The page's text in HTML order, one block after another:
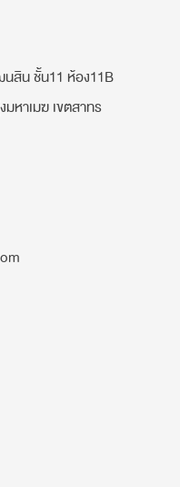
สิน ชั้น11 ห้อง11B
หาเมฆ เขตสาทร